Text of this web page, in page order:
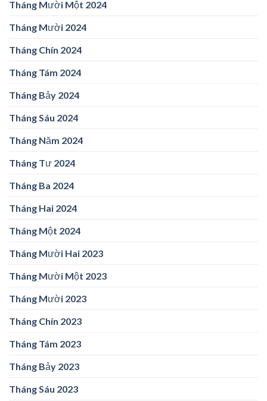
Tháng Mười Một 2024
Tháng Mười 2024
Tháng Chín 2024
Tháng Tám 2024
Tháng Bảy 2024
Tháng Sáu 2024
Tháng Năm 2024
Tháng Tư 2024
Tháng Ba 2024
Tháng Hai 2024
Tháng Một 2024
Tháng Mười Hai 2023
Tháng Mười Một 2023
Tháng Mười 2023
Tháng Chín 2023
Tháng Tám 2023
Tháng Bảy 2023
Tháng Sáu 2023